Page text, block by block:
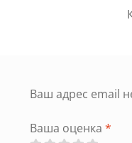
Ваш адрес email
Ваша оценка *